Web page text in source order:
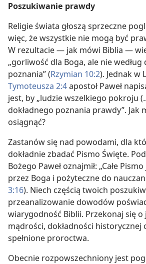
Poszukiwanie prawdy
Religie świata głoszą sprzeczne
więc, że wszystkie nie mogą być
W rezultacie — jak mówi Biblia —
„gorliwość dla Boga, ale nie według
poznania” (Rzymian 10:2). Jednak w
Tymoteusza 2:4apostoł Paweł
jest, by „ludzie wszelkiego pokroju
dokładnego poznania prawdy”. Jak
osiągnąć?
Zastanów się nad powodami, dla
dokładnie zbadać Pismo Święte.
Bożego Paweł oznajmił: „Całe
przez Boga i pożyteczne do
3:16). Niech częścią twoich
przeanalizowanie dowodów
wiarygodność Biblii. Przekonaj się
mądrości, dokładności historycznej
spełnione proroctwa.
Obecnie rozpowszechniony jest